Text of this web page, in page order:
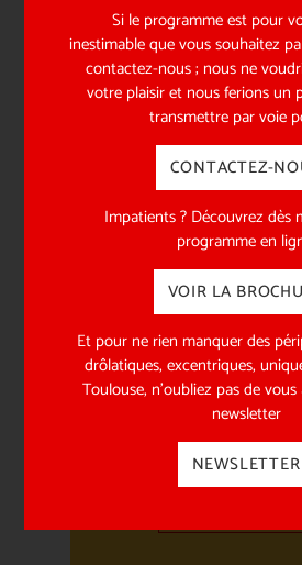
EN SAVOIR
PLUS
MÉCÉNAT
ENTREPRISES
EN SAVOIR
Si le programme est pour
inestimable que vous souhaitez
contactez-nous ; nous ne
votre plaisir et nous ferions un
transmettre par voie
CONTACTEZ-
Impatients ? Découvrez dès
programme en
VOIR LA
Et pour ne rien manquer des
drôlatiques, excentriques,
Toulouse, n’oubliez pas de
newsletter
NEWSLETTER